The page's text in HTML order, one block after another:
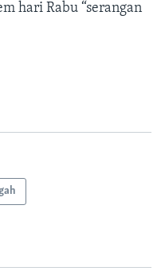
hari Rabu “serangan